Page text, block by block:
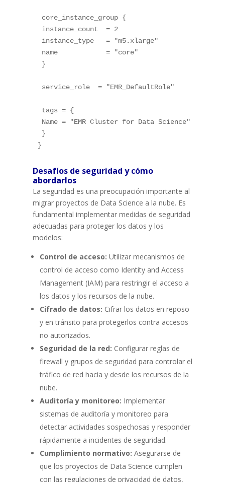
core_instance_group {
instance_count  = 2
instance_type   = "m5.xlarge"
name            = "core"
}
service_role  = "EMR_DefaultRole"
tags = {
Name = "EMR Cluster for Data Science"
}
Desafíos de seguridad y cómo
abordarlos
La seguridad es una preocupación importante al
migrar proyectos de Data Science a la nube. Es
fundamental implementar medidas de seguridad
adecuadas para proteger los datos y los
modelos:
Control de acceso: Utilizar mecanismos de
control de acceso como Identity and Access
Management (IAM) para restringir el acceso a
los datos y los recursos de la nube.
Cifrado de datos: Cifrar los datos en reposo
y en tránsito para protegerlos contra accesos
no autorizados.
Seguridad de la red: Configurar reglas de
firewall y grupos de seguridad para controlar el
tráfico de red hacia y desde los recursos de la
nube.
Auditoría y monitoreo: Implementar
sistemas de auditoría y monitoreo para
detectar actividades sospechosas y responder
rápidamente a incidentes de seguridad.
Cumplimiento normativo: Asegurarse de
que los proyectos de Data Science cumplen
con las regulaciones de privacidad de datos,